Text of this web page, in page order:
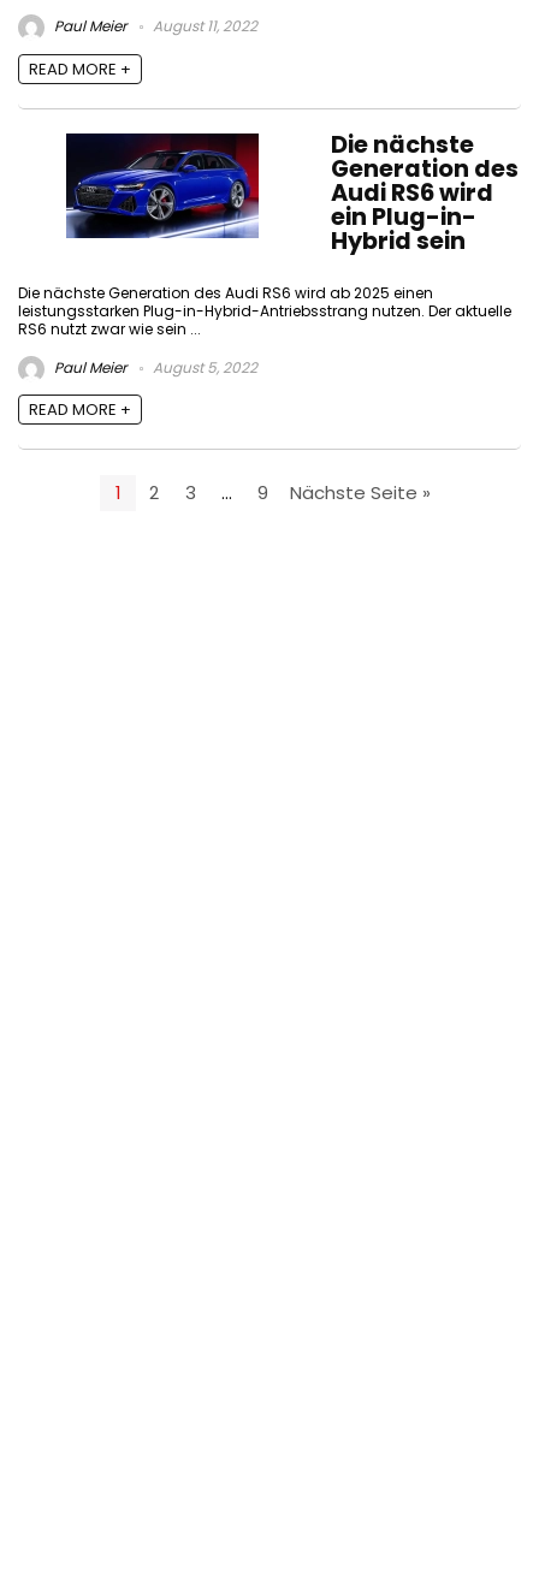
Paul Meier August 11, 2022
READ MORE +
Die nächste
Generation des
Audi RS6 wird
ein Plug-in-
Hybrid sein
Die nächste Generation des Audi RS6 wird ab 2025 einen
leistungsstarken Plug-in-Hybrid-Antriebsstrang nutzen. Der aktuelle
RS6 nutzt zwar wie sein ...
Paul Meier
August 5, 2022
READ MORE +
1 2 3 … 9 Nächste Seite »